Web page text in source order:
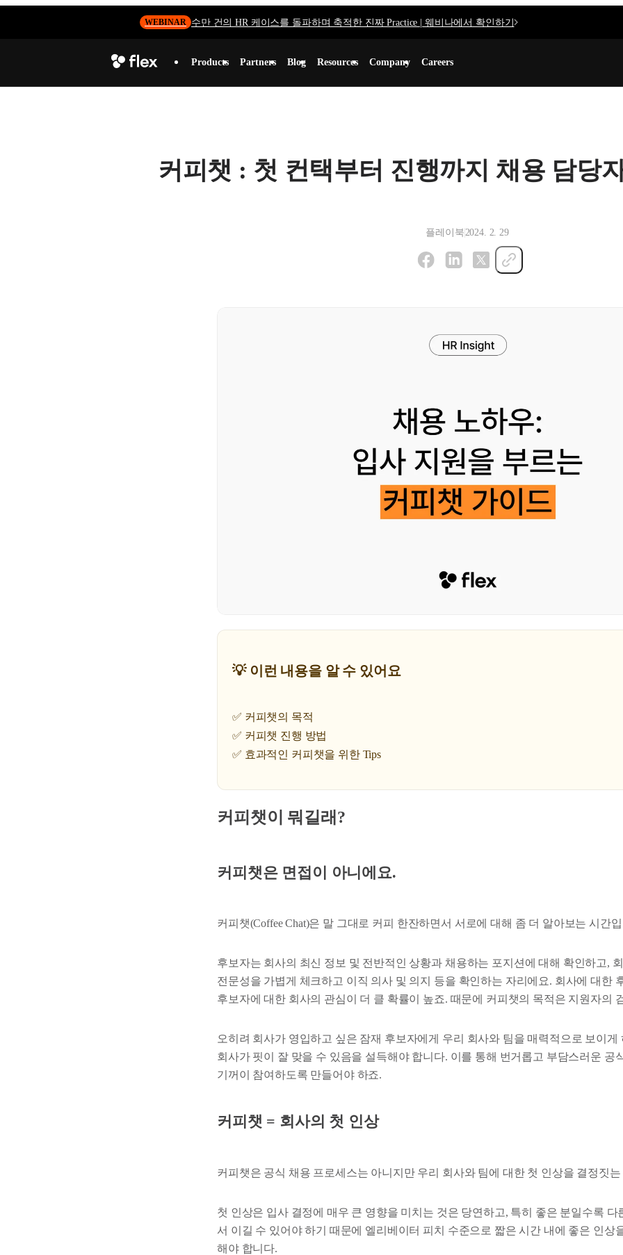
WEBINAR 수만 건의 HR 케이스를 돌파하며 축적한 진짜 Practice | 웨비나에서 확인하기
Products Partners Blog Resources Company Careers
커피챗 : 첫 컨택부터 진행까지 채용 담당
플레이북2024. 2. 29
💡 이런 내용을 알 수 있어요
✅ 커피챗의 목적
✅ 커피챗 진행 방법
✅ 효과적인 커피챗을 위한 Tips
커피챗이 뭐길래?
커피챗은 면접이 아니에요.
커피챗(Coffee Chat)은 말 그대로 커피 한잔하면서 서로에 대해 좀 더 알아보는 시간
후보자는 회사의 최신 정보 및 전반적인 상황과 채용하는 포지션에 대해 확인하고,
전문성을 가볍게 체크하고 이직 의사 및 의지 등을 확인하는 자리에요. 회사에 대한
후보자에 대한 회사의 관심이 더 클 확률이 높죠. 때문에 커피챗의 목적은 지원자의
오히려 회사가 영입하고 싶은 잠재 후보자에게 우리 회사와 팀을 매력적으로 보이게
회사가 핏이 잘 맞을 수 있음을 설득해야 합니다. 이를 통해 번거롭고 부담스러운 공
기꺼이 참여하도록 만들어야 하죠.
커피챗 = 회사의 첫 인상
커피챗은 공식 채용 프로세스는 아니지만 우리 회사와 팀에 대한 첫 인상을 결정짓
첫 인상은 입사 결정에 매우 큰 영향을 미치는 것은 당연하고, 특히 좋은 분일수록 다
서 이길 수 있어야 하기 때문에 엘리베이터 피치 수준으로 짧은 시간 내에 좋은 인상
해야 합니다.